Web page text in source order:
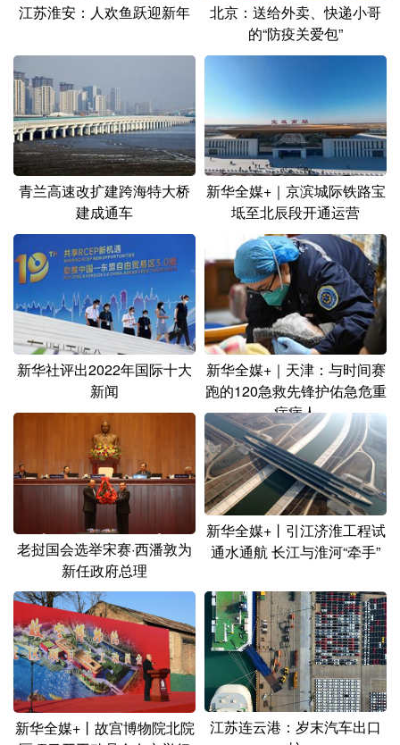
四川 贵州 云南 西藏
新疆 内蒙古 黑龙江
多语种频道
English Español Français عربى
Русский язык 日本語 한국어
Deutsch Português
江苏淮安：人欢鱼跃迎新年
北京：送给外卖、快递小哥
的“防疫关爱包”
青兰高速改扩建跨海特大桥
建成通车
新华全媒+｜京滨城际铁路宝
坻至北辰段开通运营
新华社评出2022年国际十大
新闻
新华全媒+｜天津：与时间赛
跑的120急救先锋护佑急危重
症病人
老挝国会选举宋赛·西潘敦为
新任政府总理
新华全媒+丨引江济淮工程试
通水通航 长江与淮河“牵手”
新华全媒+丨故宫博物院北院
江苏连云港：岁末汽车出口